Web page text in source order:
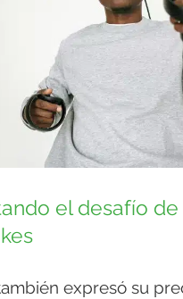
el desafío de
expresó su